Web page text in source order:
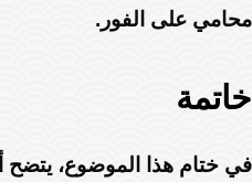
محامي على الفور.
خاتمة
في ختام هذا الموضوع،